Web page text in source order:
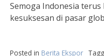
Semoga Indonesia
kesuksesan di pasar
Posted in Berita Ekspor